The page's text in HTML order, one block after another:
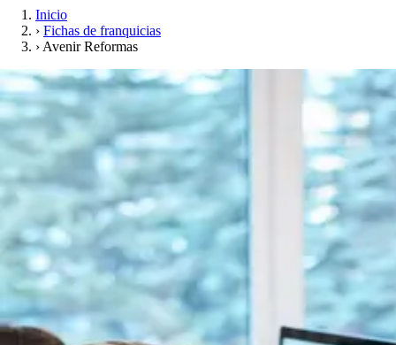
Inicio
› Fichas de franquicias
› Avenir Reformas